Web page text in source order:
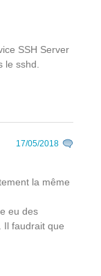
SSH Server
le sshd.
17/05/2018
la même
eu des
Il faudrait que